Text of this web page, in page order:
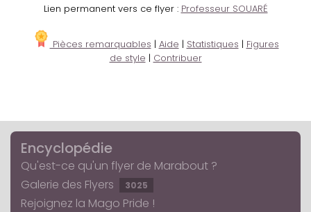
Lien permanent vers ce flyer : Professeur SOUARÉ
Pièces remarquables | Aide | Statistiques | Figures
de style | Contribuer
Encyclopédie
Qu'est-ce qu'un flyer de Marabout ?
Galerie des Flyers
3025
Rejoignez la Mago Pride !